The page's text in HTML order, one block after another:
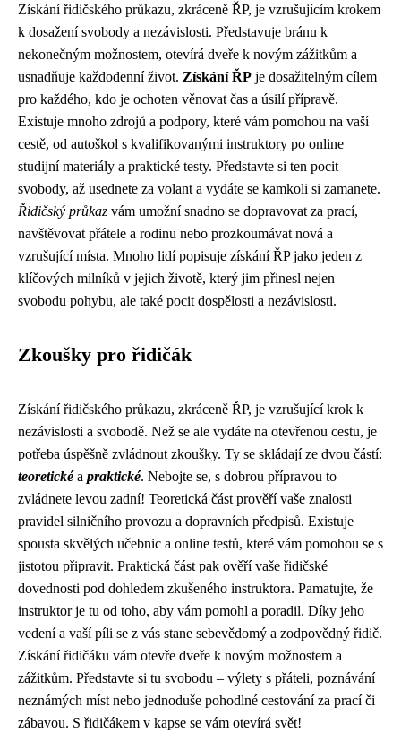
Získání řidičského průkazu, zkráceně ŘP, je vzrušujícím krokem
k dosažení svobody a nezávislosti. Představuje bránu k
nekonečným možnostem, otevírá dveře k novým zážitkům a
usnadňuje každodenní život. Získání ŘP je dosažitelným cílem
pro každého, kdo je ochoten věnovat čas a úsilí přípravě.
Existuje mnoho zdrojů a podpory, které vám pomohou na vaší
cestě, od autoškol s kvalifikovanými instruktory po online
studijní materiály a praktické testy. Představte si ten pocit
svobody, až usednete za volant a vydáte se kamkoli si zamanete.
Řidičský průkaz vám umožní snadno se dopravovat za prací,
navštěvovat přátele a rodinu nebo prozkoumávat nová a
vzrušující místa. Mnoho lidí popisuje získání ŘP jako jeden z
klíčových milníků v jejich životě, který jim přinesl nejen
svobodu pohybu, ale také pocit dospělosti a nezávislosti.
Zkoušky pro řidičák
Získání řidičského průkazu, zkráceně ŘP, je vzrušující krok k
nezávislosti a svobodě. Než se ale vydáte na otevřenou cestu, je
potřeba úspěšně zvládnout zkoušky. Ty se skládají ze dvou částí:
teoretickéa praktické. Nebojte se, s dobrou přípravou to
zvládnete levou zadní! Teoretická část prověří vaše znalosti
pravidel silničního provozu a dopravních předpisů. Existuje
spousta skvělých učebnic a online testů, které vám pomohou se s
jistotou připravit. Praktická část pak ověří vaše řidičské
dovednosti pod dohledem zkušeného instruktora. Pamatujte, že
instruktor je tu od toho, aby vám pomohl a poradil. Díky jeho
vedení a vaší píli se z vás stane sebevědomý a zodpovědný řidič.
Získání řidičáku vám otevře dveře k novým možnostem a
zážitkům. Představte si tu svobodu – výlety s přáteli, poznávání
neznámých míst nebo jednoduše pohodlné cestování za prací či
zábavou. S řidičákem v kapse se vám otevírá svět!